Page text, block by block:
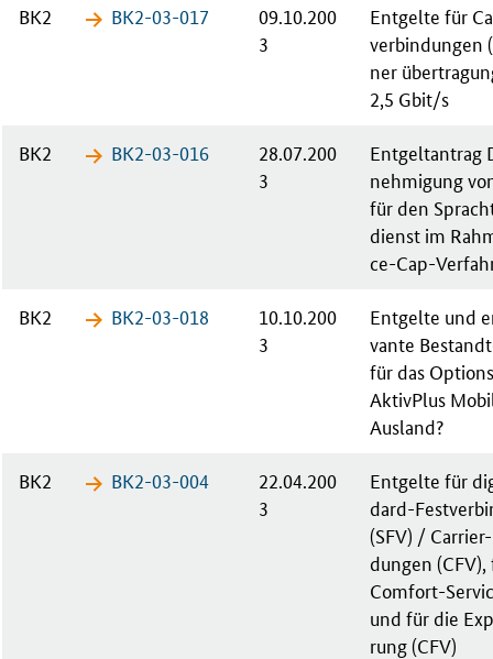
BK2 BK2-03-​017
09.10.200
3
Ent­gel­te für
ver­bin­dun­gen
ner
2,5 Gbit/s
BK2 BK2-03-​016
28.07.200
3
Ent­gelt­an­trag
neh­mi­gung
für den
dienst im
ce-Cap-
BK2 BK2-03-​018
10.10.200
3
Ent­gel­te und
van­te
für das
Ak­tiv­Plus
Aus­land?
BK2 BK2-03-​004
22.04.200
3
Ent­gel­te für
dard-
(SFV) /
dun­gen
Com­fort-
und für die
rung (CFV)